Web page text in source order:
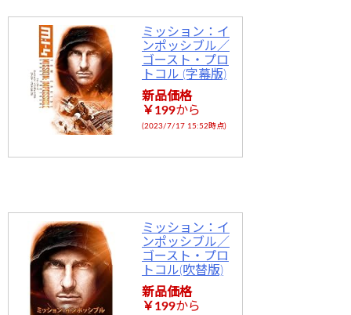
count-
cache/sns-
count-
cache.php
ミッション：イ
ンポッシブル／
ゴースト・プロ
トコル (字幕版)
新品価格
￥199から
(2023/7/17 15:52時点)
ミッション：イ
ンポッシブル／
ゴースト・プロ
トコル(吹替版)
新品価格
￥199から